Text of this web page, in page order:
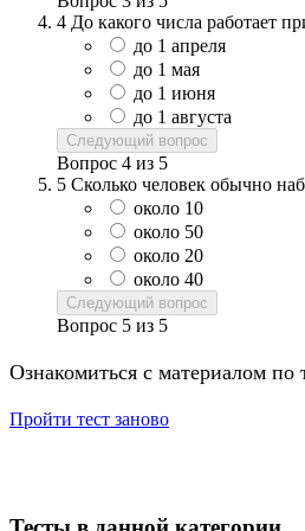
4 До какого числа работает
до 1 апреля
до 1 мая
до 1 июня
до 1 августа
Следующий вопрос
Вопрос 4 из 5
5 Сколько человек обычно
около 10
около 50
около 20
около 40
Следующий вопрос
Вопрос 5 из 5
Ознакомиться с материалом по
Пройти тест заново